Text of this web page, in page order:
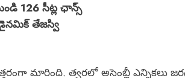
126 సీట్ల ఛాన్స్
తేజస్వి
మారింది. త్వరలో అసెంబ్లీ